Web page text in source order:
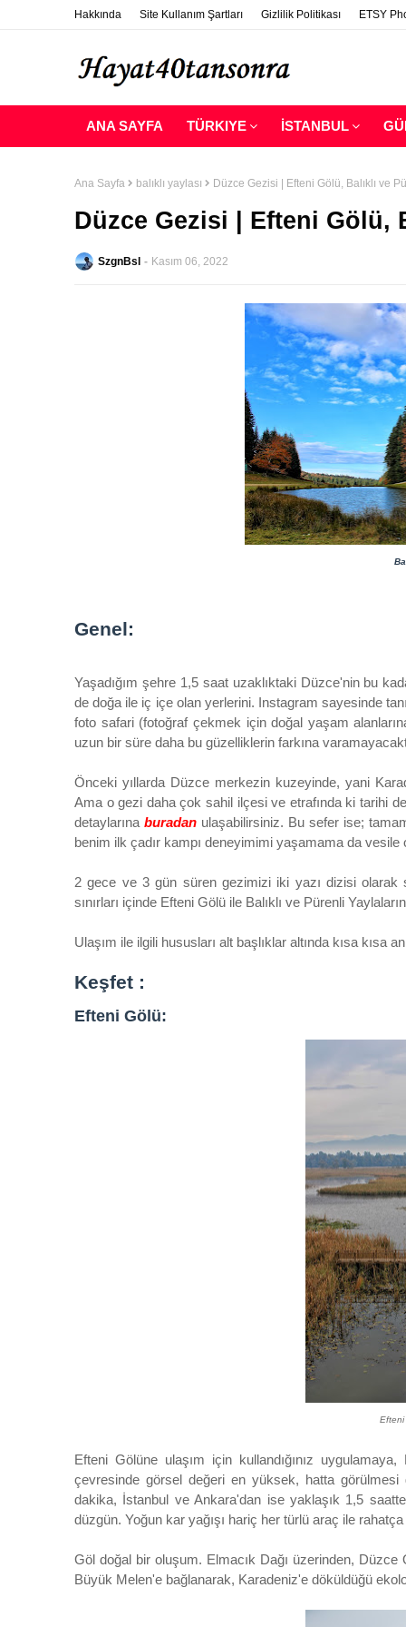
Hakkında Site Kullanım Şartları Gizlilik Politikası ETSY
ANA SAYFA TÜRKIYE İSTANBUL
Ana Sayfa balıklı yaylası Düzce Gezisi | Efteni Gölü, Balıklı ve
Düzce Gezisi | Efteni Gölü,
SzgnBsl Kasım 06, 2022
Genel:
Yaşadığım şehre 1,5 saat uzaklıktaki Düzce'nin bu
de doğa ile iç içe olan yerlerini. Instagram sayesinde
foto safari (fotoğraf çekmek için doğal yaşam
uzun bir süre daha bu güzelliklerin farkına
Önceki yıllarda Düzce merkezin kuzeyinde, yani
Ama o gezi daha çok sahil ilçesi ve etrafında ki tarihi
detaylarına buradanulaşabilirsiniz. Bu sefer ise;
benim ilk çadır kampı deneyimimi yaşamama da vesile
2 gece ve 3 gün süren gezimizi iki yazı dizisi olarak
sınırları içinde Efteni Gölü ile Balıklı ve Pürenli
Ulaşım ile ilgili hususları alt başlıklar altında kısa kısa
Keşfet :
Efteni Gölü:
Efteni
Efteni Gölüne ulaşım için kullandığınız
çevresinde görsel değeri en yüksek, hatta
dakika, İstanbul ve Ankara'dan ise yaklaşık 1,5
düzgün. Yoğun kar yağışı hariç her türlü araç ile
Göl doğal bir oluşum. Elmacık Dağı üzerinden,
Büyük Melen'e bağlanarak, Karadeniz'e döküldüğü